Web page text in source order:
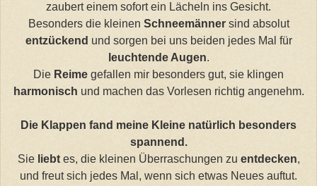
zaubert einem sofort ein Lächeln ins Gesicht.
Besonders die kleinen Schneemänner sind absolut
entzückend und sorgen bei uns beiden jedes Mal für
leuchtende Augen.
Die Reime gefallen mir besonders gut, sie klingen
harmonisch und machen das Vorlesen richtig angenehm.
Die Klappen fand meine Kleine natürlich besonders
spannend.
Sie liebt es, die kleinen Überraschungen zu entdecken,
und freut sich jedes Mal, wenn sich etwas Neues auftut.